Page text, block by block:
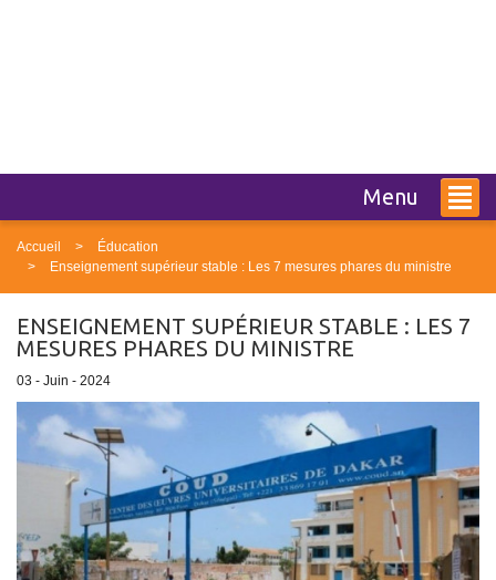
Menu
Accueil
Éducation
Enseignement supérieur stable : Les 7 mesures phares du ministre
ENSEIGNEMENT SUPÉRIEUR STABLE : LES 7
MESURES PHARES DU MINISTRE
03 - Juin - 2024